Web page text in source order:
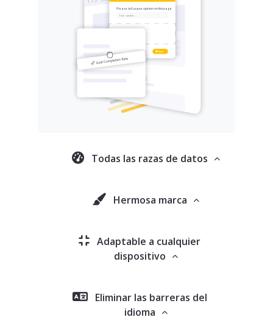
Todas las razas de datos
Hermosa marca
Adaptable a cualquier
dispositivo
Eliminar las barreras del
idioma